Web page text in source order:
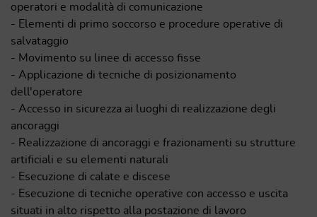
operatori e modalità di comunicazione
- Elementi di primo soccorso e procedure operative di
salvataggio
- Movimento su linee di accesso fisse
- Applicazione di tecniche di posizionamento
dell'operatore
- Accesso in sicurezza ai luoghi di realizzazione degli
ancoraggi
- Realizzazione di ancoraggi e frazionamenti su strutture
artificiali e su elementi naturali
- Esecuzione di calate e discese
- Esecuzione di tecniche operative con accesso e uscita
situati in alto rispetto alla postazione di lavoro